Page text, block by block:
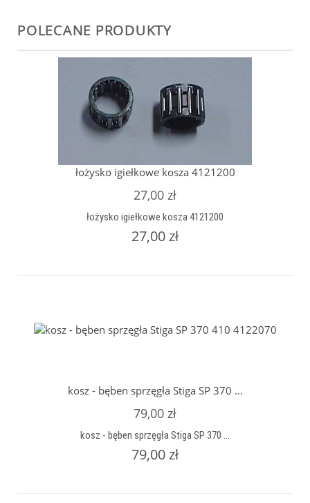
POLECANE PRODUKTY
łożysko igiełkowe kosza 4121200
27,00 zł
łożysko igiełkowe kosza 4121200
27,00 zł
kosz - bęben sprzęgła Stiga SP 370 ...
79,00 zł
kosz - bęben sprzęgła Stiga SP 370 ...
79,00 zł